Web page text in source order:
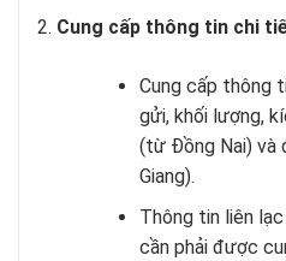
Cung cấp thông tin chi
Cung cấp thông
gửi, khối lượng,
(từ Đồng Nai) và
Giang).
Thông tin liên
cần phải được